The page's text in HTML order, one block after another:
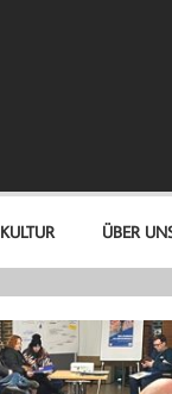
KULTUR ÜBER